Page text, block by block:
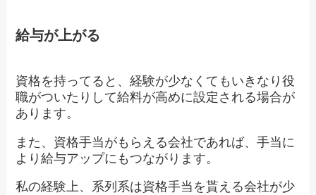
給与が上がる
資格を持ってると、経験が少なくてもいきなり役
職がついたりして給料が高めに設定される場合が
あります。
また、資格手当がもらえる会社であれば、手当に
より給与アップにもつながります。
私の経験上、系列系は資格手当を貰える会社が少